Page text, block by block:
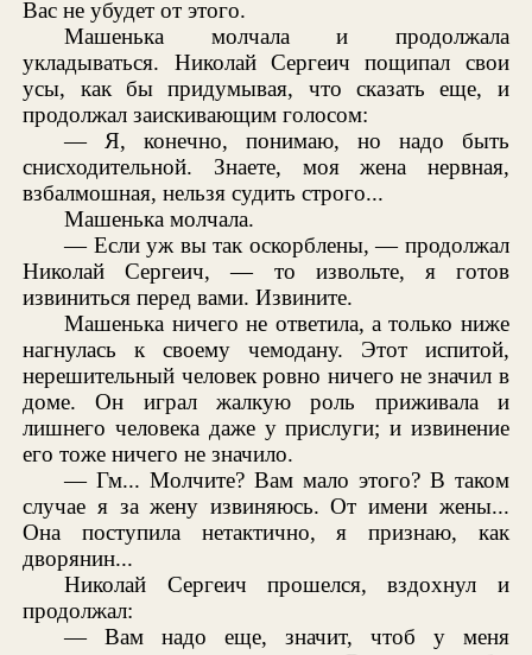
Вас не убудет от этого.
Машенька молчала и продолжала
укладываться. Николай Сергеич пощипал свои
усы, как бы придумывая, что сказать еще, и
продолжал заискивающим голосом:
— Я, конечно, понимаю, но надо быть
снисходительной. Знаете, моя жена нервная,
взбалмошная, нельзя судить строго...
Машенька молчала.
— Если уж вы так оскорблены, — продолжал
Николай Сергеич, — то извольте, я готов
извиниться перед вами. Извините.
Машенька ничего не ответила, а только ниже
нагнулась к своему чемодану. Этот испитой,
нерешительный человек ровно ничего не значил в
доме. Он играл жалкую роль приживала и
лишнего человека даже у прислуги; и извинение
его тоже ничего не значило.
— Гм... Молчите? Вам мало этого? В таком
случае я за жену извиняюсь. От имени жены...
Она поступила нетактично, я признаю, как
дворянин...
Николай Сергеич прошелся, вздохнул и
продолжал:
— Вам надо еще, значит, чтоб у меня